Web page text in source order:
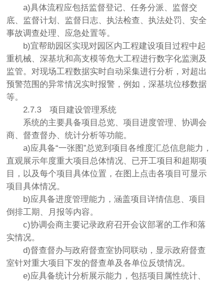
a)具体流程应包括监督登记、任务分派、监督交
底、监督计划、监督日志、执法检查、执法处罚、安全
事故调查处理、应急处置等。
b)宜帮助园区实现对园区内工程建设项目过程中起
重机械、深基坑和高支模等危大工程进行数字化监测及
监管。对现场工程数据实时自动采集进行分析，对超出
预警范围的异常情况实时报警，例如，深基坑位移数据
等。
2.7.3项目建设管理系统
系统的主要具备项目总览、项目进度管理、协调会
商、督查督办、统计分析等功能。
a)应具备“一张图”总览到项目各维度汇总信息能力，
直观展示年度重大项目总体情况、已开工项目和超期项
目，以及每个项目具体位置，在图上点击各项目可显示
项目具体情况。
b)应具备进度管理能力，涵盖项目详情信息、项目
倒排工期、月报等内容。
c)协调会商主要记录政府召开会议部署的工作和落
实情况。
d)督查督办与政府督查室协同联动，显示政府督查
室针对重大项目下发的督查单及各单位反馈情况。
e)应具备统计分析展示能力，包括项目属性统计、